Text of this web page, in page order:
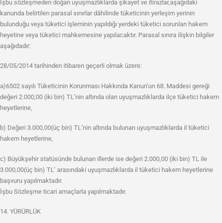
İşbu sözleşmeden doğan uyuşmazlıklarda şikayet ve itirazlar,aşağıdaki
kanunda belirtilen parasal sınırlar dâhilinde tüketicinin yerleşim yerinin
bulunduğu veya tüketici işleminin yapıldığı yerdeki tüketici sorunları hakem
heyetine veya tüketici mahkemesine yapılacaktır. Parasal sınıra ilişkin bilgiler
aşağıdadır:
28/05/2014 tarihinden itibaren geçerli olmak üzere:
a)6502 sayılı Tüketicinin Korunması Hakkında Kanun’un 68. Maddesi gereği
değeri 2.000,00 (iki bin) TL’nin altında olan uyuşmazlıklarda ilçe tüketici hakem
heyetlerine,
b) Değeri 3.000,00(üç bin) TL’nin altında bulunan uyuşmazlıklarda il tüketici
hakem heyetlerine,
c) Büyükşehir statüsünde bulunan illerde ise değeri 2.000,00 (iki bin) TL ile
3.000,00(üç bin) TL’ arasındaki uyuşmazlıklarda il tüketici hakem heyetlerine
başvuru yapılmaktadır.
İşbu Sözleşme ticari amaçlarla yapılmaktadır.
14. YÜRÜRLÜK